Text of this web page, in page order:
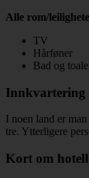
Alle rom/
TV
Hårføner
Bad og
Innkvartering
I noen land er
tre. Ytterligere
Kort om